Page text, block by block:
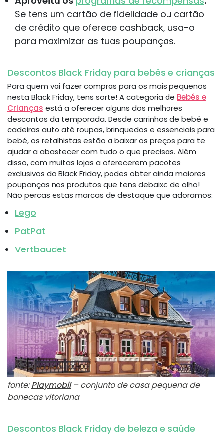
Se tens um cartão de fidelidade ou cartão
de crédito que oferece cashback, usa-o
para maximizar as tuas poupanças.
Descontos Black Friday para bebés e crianças
Para quem vai fazer compras para os mais pequenos
nesta Black Friday, tens sorte! A categoria de Bebés e
Crianças está a oferecer alguns dos melhores
descontos da temporada. Desde carrinhos de bebé e
cadeiras auto até roupas, brinquedos e essenciais para
bebé, os retalhistas estão a baixar os preços para te
ajudar a abastecer com tudo o que precisas. Além
disso, com muitas lojas a oferecerem pacotes
exclusivos da Black Friday, podes obter ainda maiores
poupanças nos produtos que tens debaixo de olho!
Não percas estas marcas de destaque que adoramos:
Lego
PatPat
Vertbaudet
fonte:Playmobil– conjunto de casa pequena de
bonecas vitoriana
Descontos Black Friday de beleza e saúde